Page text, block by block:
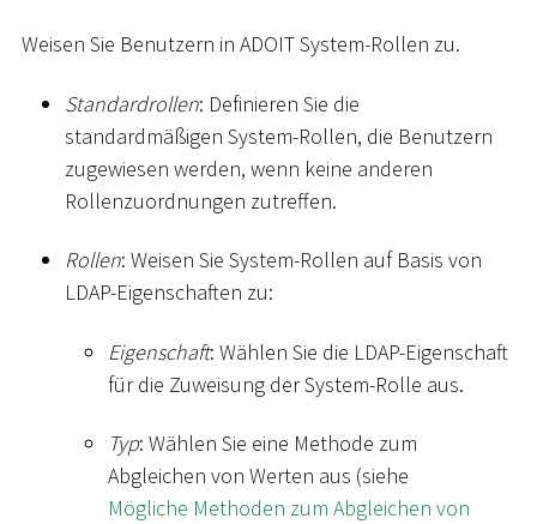
Weisen Sie Benutzern in ADOIT System-Rollen zu.
Standardrollen: Definieren Sie die
standardmäßigen System-Rollen, die Benutzern
zugewiesen werden, wenn keine anderen
Rollenzuordnungen zutreffen.
Rollen: Weisen Sie System-Rollen auf Basis von
LDAP-Eigenschaften zu:
Eigenschaft: Wählen Sie die LDAP-Eigenschaft
für die Zuweisung der System-Rolle aus.
Typ: Wählen Sie eine Methode zum
Abgleichen von Werten aus (siehe
Mögliche Methoden zum Abgleichen von